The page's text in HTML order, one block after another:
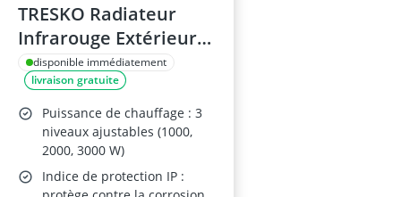
TRESKO Radiateur
Infrarouge Extérieur
3000W
disponible immédiatement
livraison gratuite
Puissance de chauffage : 3
niveaux ajustables (1000,
2000, 3000 W)
Indice de protection IP :